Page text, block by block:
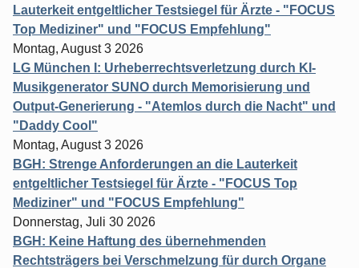
Lauterkeit entgeltlicher Testsiegel für Ärzte - "FOCUS
Top Mediziner" und "FOCUS Empfehlung"
Montag, August 3 2026
LG München I: Urheberrechtsverletzung durch KI-
Musikgenerator SUNO durch Memorisierung und
Output-Generierung - "Atemlos durch die Nacht" und
"Daddy Cool"
Montag, August 3 2026
BGH: Strenge Anforderungen an die Lauterkeit
entgeltlicher Testsiegel für Ärzte - "FOCUS Top
Mediziner" und "FOCUS Empfehlung"
Donnerstag, Juli 30 2026
BGH: Keine Haftung des übernehmenden
Rechtsträgers bei Verschmelzung für durch Organe